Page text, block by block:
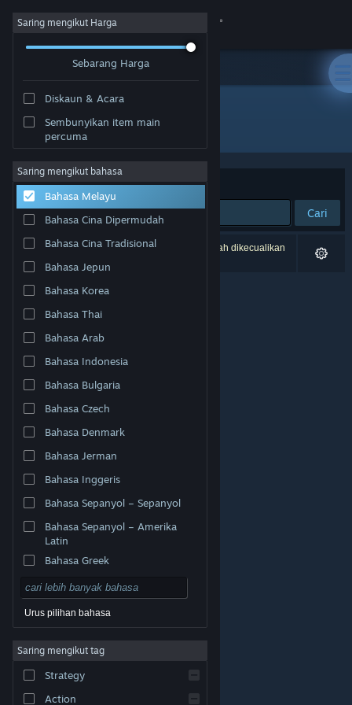
Sign in
Tentang
Sokongan
Ubah bahasa
Dapatkan Steam Mobile App
Lihat laman web desktop
© Valve Corporation. Hak cipta terpelihara. Semua
tanda dagangan ialah hak milik pemilik masing-masing
Perundangan|Accessibility
Steam| Bayaran balik
Saring mengikut Harga
Sebarang Harga
Diskaun & Acara
Sembunyikan item main
percuma
Saring mengikut bahasa
Bahasa Melayu
Bahasa Cina Dipermudah
Bahasa Cina Tradisional
Bahasa Jepun
Bahasa Korea
Bahasa Thai
Bahasa Arab
Bahasa Indonesia
Bahasa Bulgaria
Bahasa Czech
Bahasa Denmark
Bahasa Jerman
Bahasa Inggeris
Bahasa Sepanyol – Sepanyol
Bahasa Sepanyol – Amerika
Latin
Bahasa Greek
Urus pilihan bahasa
Saring mengikut tag
Strategy
Action
Pembangun: Opilio
Susun mengikut Perkaitan
Cari
0 hasil sepadan dengan carian anda. 1 tajuk telah dikecualikan
berdasarkan pilihan anda.